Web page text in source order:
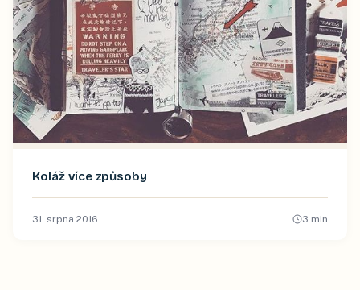
Koláž více způsoby
31. srpna 2016 3 min